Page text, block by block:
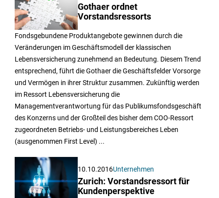
Gothaer ordnet
Vorstandsressorts
Fondsgebundene Produktangebote gewinnen durch die
Veränderungen im Geschäftsmodell der klassischen
Lebensversicherung zunehmend an Bedeutung. Diesem Trend
entsprechend, führt die Gothaer die Geschäftsfelder Vorsorge
und Vermögen in ihrer Struktur zusammen. Zukünftig werden
im Ressort Lebensversicherung die
Managementverantwortung für das Publikumsfondsgeschäft
des Konzerns und der Großteil des bisher dem COO-Ressort
zugeordneten Betriebs- und Leistungsbereiches Leben
(ausgenommen First Level) ...
10.10.2016Unternehmen
Zurich: Vorstandsressort für
Kundenperspektive